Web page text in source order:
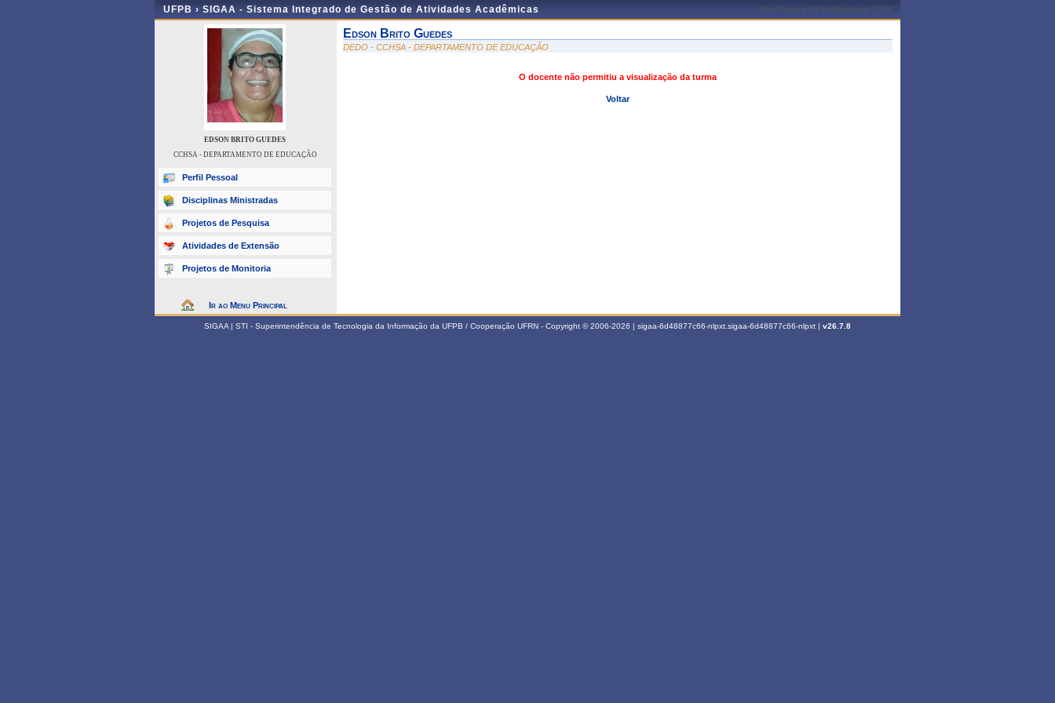
UFPB › SIGAA - Sistema Integrado de Gestão de Atividades Acadêmicas João Pessoa, 06 de Agosto de 2026
EDSON BRITO GUEDES
CCHSA - DEPARTAMENTO DE EDUCAÇÃO
Perfil Pessoal
Disciplinas Ministradas
Projetos de Pesquisa
Atividades de Extensão
Projetos de Monitoria
Ir ao Menu Principal
Edson Brito Guedes
DEDO - CCHSA - DEPARTAMENTO DE EDUCAÇÃO
O docente não permitiu a visualização da turma
Voltar
SIGAA | STI - Superintendência de Tecnologia da Informação da UFPB / Cooperação UFRN - Copyright © 2006-2026 | sigaa-6d48877c66-nlpxt.sigaa-6d48877c66-nlpxt | v26.7.8